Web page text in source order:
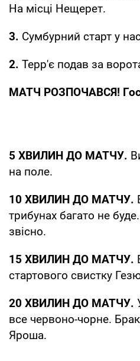
На місці Нещерет.
3. Сумбурний старт у
2. Терр'є подав за
МАТЧ РОЗПОЧАВСЯ!
5 ХВИЛИН ДО МАТЧУ.
на поле.
10 ХВИЛИН ДО МАТЧУ.
трибунах багато не
звісно.
15 ХВИЛИН ДО МАТЧУ.
стартового свистку
20 ХВИЛИН ДО МАТЧУ.
все червоно-чорне.
Яроша.